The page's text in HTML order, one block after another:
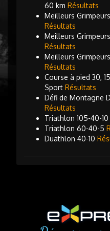
60 km Résultats
Meilleurs
Résultats
Meilleurs
Résultats
Meilleurs
Résultats
Course à pied 30,
Sport Résultats
Défi de Montagne
Résultats
Triathlon 105-40-10
Triathlon 60-40-5
Duathlon 40-10